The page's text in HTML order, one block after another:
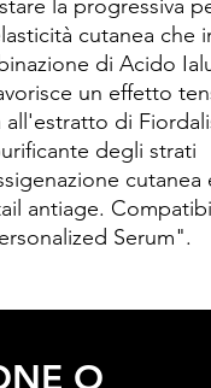
la progressiva
cutanea che
di Acido
un effetto
di
degli strati
cutanea
antiage.
Serum".
O